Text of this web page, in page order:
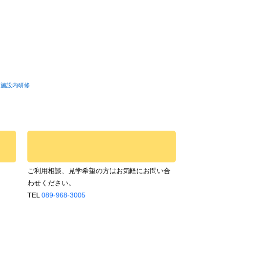
施設内研修
ご利用相談、見学希望の方はお気軽にお問い合
わせください。
TEL 089-968-3005